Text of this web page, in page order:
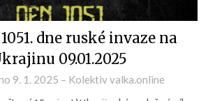
dne ruské invaze na
09.01.2025
9. 1. 2025 – Kolektiv valka.online